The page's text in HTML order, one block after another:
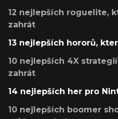
12 nejlepších roguelite,
zahrát
13 nejlepších hororů,
10 nejlepších 4X
zahrát
14 nejlepších her pro
10 nejlepších boomer